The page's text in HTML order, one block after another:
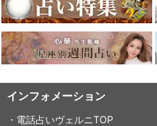
インフォメーション
・電話占いヴェルニTOP